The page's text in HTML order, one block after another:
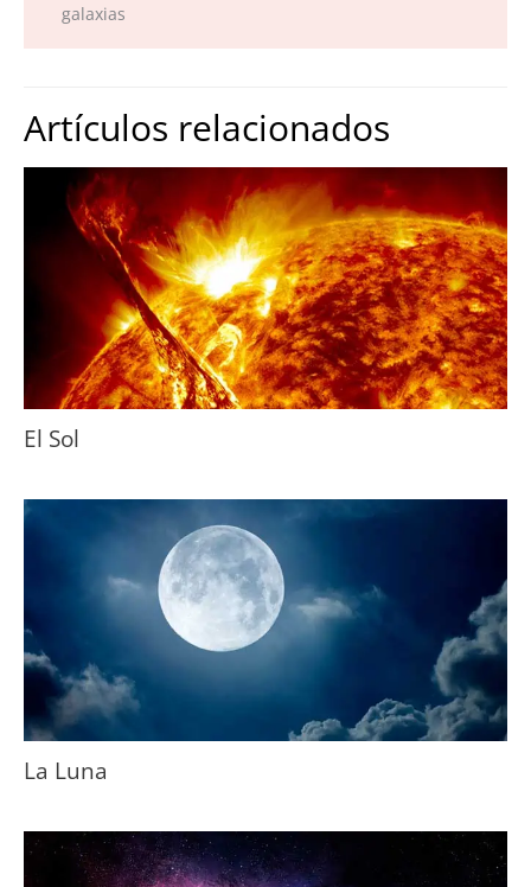
galaxias
Artículos relacionados
El Sol
La Luna